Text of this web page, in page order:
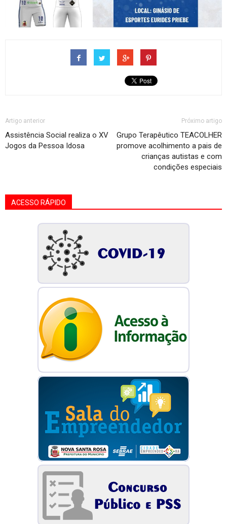
Artigo anterior
Assistência Social realiza o XV
Jogos da Pessoa Idosa
Próximo artigo
Grupo Terapêutico TEACOLHER
promove acolhimento a pais de
crianças autistas e com
condições especiais
ACESSO RÁPIDO